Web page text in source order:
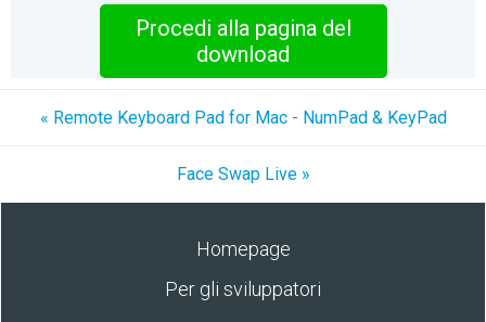
Procedi alla pagina del
download
« Remote Keyboard Pad for Mac - NumPad & KeyPad
Face Swap Live »
Homepage
Per gli sviluppatori